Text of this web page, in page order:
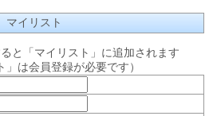
マイリスト
と「マイリスト」に追加されます
」は会員登録が必要です）